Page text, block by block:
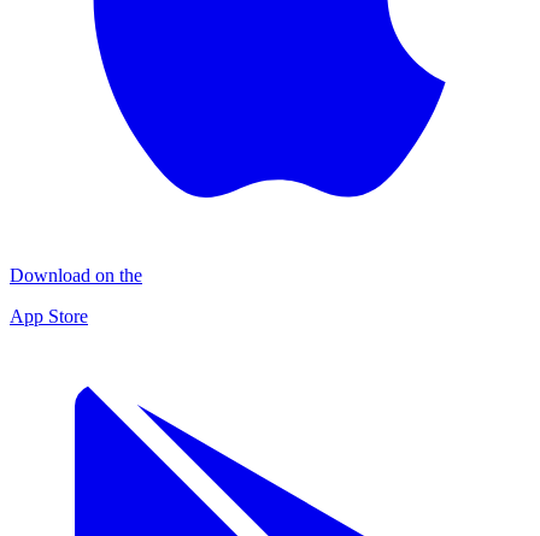
Download on the
App Store